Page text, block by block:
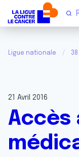
Ligue nationale
21 Avril 2016
Accès